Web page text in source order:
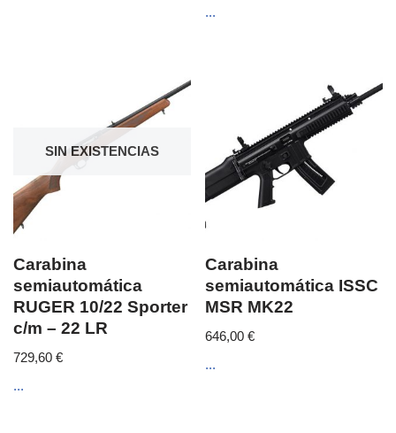
...
SIN EXISTENCIAS
Carabina
semiautomática
RUGER 10/22 Sporter
c/m – 22 LR
729,60 €
...
Carabina
semiautomática ISSC
MSR MK22
646,00€
...